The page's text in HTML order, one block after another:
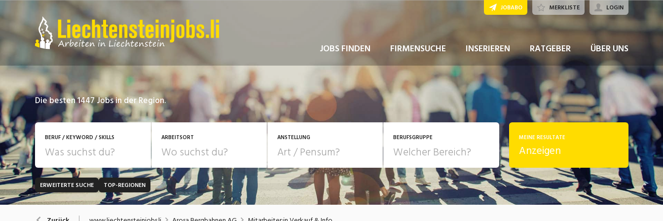
JOBS FINDEN FIRMENSUCHE INSERIEREN RATGEBER ÜBER UNS
JOBABO MERKLISTE LOGIN
Die besten 1447 Jobs in der Region.
BERUF / KEYWORD / SKILLS ARBEITSORT ANSTELLUNG
JOB-TYP 10-100%Pensum
Festanstellung
Temporär (befristet)
POSITION
BERUFSGRUPPE
Bank, Versicherung Bau, Handwerk, Elektro Bildung, Kunst, Design, Soziale
Berufe, Sport
MEINE RESULTATE
Anzeigen
ERWEITERTE SUCHE TOP-REGIONEN
JETZT BEWERBEN